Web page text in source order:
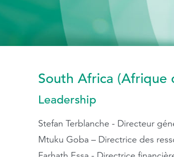
English
South Africa (Afrique
Leadership
Stefan Terblanche - Directeur
Mtuku Goba – Directrice des